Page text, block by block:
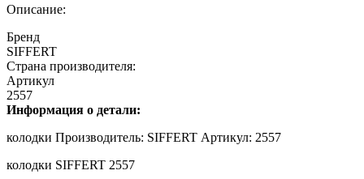
Описание:
Бренд
SIFFERT
Страна производителя:
Артикул
2557
Информация о детали:
колодки Производитель: SIFFERT Артикул: 2557
колодки SIFFERT 2557